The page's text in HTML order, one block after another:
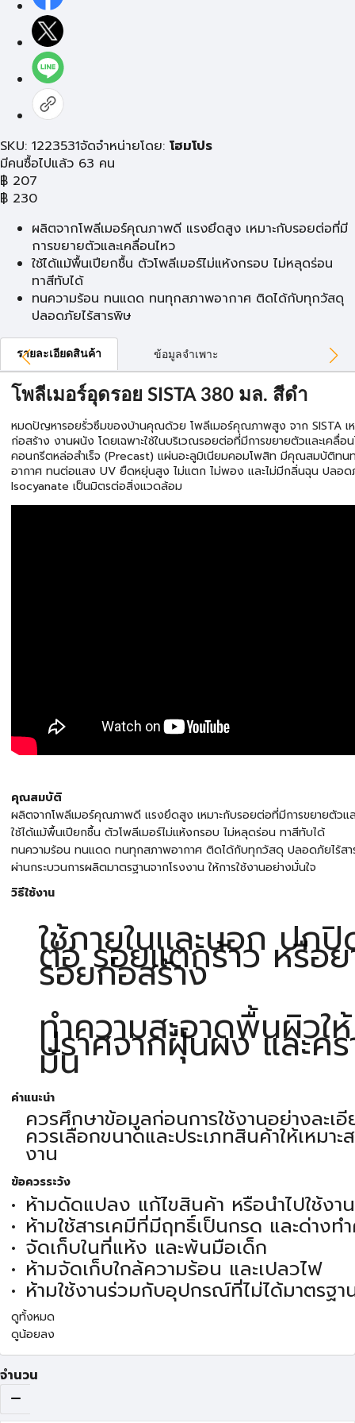
SKU: 1223531จัดจำหน่ายโดย: โฮมโปร
มีคนซื้อไปแล้ว 63 คน
฿ 207
฿ 230
ผลิตจากโพลีเมอร์คุณภาพดี แรงยึดสูง เหมาะกับรอยต่อที่มี
การขยายตัวและเคลื่อนไหว
ใช้ได้แม้พื้นเปียกชื้น ตัวโพลีเมอร์ไม่แห้งกรอบ ไม่หลุดร่อน
ทาสีทับได้
ทนความร้อน ทนแดด ทนทุกสภาพอากาศ ติดได้กับทุกวัสดุ
ปลอดภัยไร้สารพิษ
รายละเอียดสินค้า ข้อมูลจำเพาะ
โพลีเมอร์อุดรอย SISTA 380 มล. สีดำ
หมดปัญหารอยรั่วซึมของบ้านคุณด้วย โพลีเมอร์คุณภาพสูง จาก SISTA เห
ก่อสร้าง งานผนัง โดยเฉพาะใช้ในบริเวณรอยต่อที่มีการขยายตัวและเคลื่อ
คอนกรีตหล่อสำเร็จ (Precast) แผ่นอะลูมิเนียมคอมโพสิท มีคุณสมบัติทน
อากาศ ทนต่อแสง UV ยืดหยุ่นสูง ไม่แตก ไม่พอง และไม่มีกลิ่นฉุน ปลอด
Isocyanate เป็นมิตรต่อสิ่งแวดล้อม
คุณสมบัติ
ผลิตจากโพลีเมอร์คุณภาพดี แรงยึดสูง เหมาะกับรอยต่อที่มีการขยายตัวแล
ใช้ได้แม้พื้นเปียกชื้น ตัวโพลีเมอร์ไม่แห้งกรอบ ไม่หลุดร่อน ทาสีทับได้
ทนความร้อน ทนแดด ทนทุกสภาพอากาศ ติดได้กับทุกวัสดุ ปลอดภัยไร้ส
ผ่านกระบวนการผลิตมาตรฐานจากโรงงาน ให้การใช้งานอย่างมั่นใจ
วิธีใช้งาน
ใช้ภายในเเละนอก ปก
ต่อ รอยแตกร้าว หรือ
รอยก่อสร้าง
ทำความสะอาดพื้นผิวให้
ปราศจากฝุ่นผง และคร
มัน
คำแนะนำ
ควรศึกษาข้อมูลก่อนการใช้งานอย่างละเ
ควรเลือกขนาดและประเภทสินค้าให้เหมาะ
งาน
ข้อควรระวัง
ห้ามดัดแปลง แก้ไขสินค้า หรือนำไปใช้งา
ห้ามใช้สารเคมีที่มีฤทธิ์เป็นกรด และด่างท
จัดเก็บในที่แห้ง และพ้นมือเด็ก
ห้ามจัดเก็บใกล้ความร้อน และเปลวไฟ
ห้ามใช้งานร่วมกับอุปกรณ์ที่ไม่ได้มาตรฐา
ดูทั้งหมด
ดูน้อยลง
จำนวน